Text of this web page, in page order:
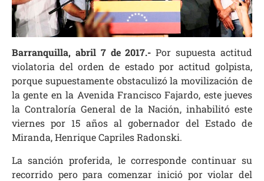
Barranquilla, abril 7 de 2017.- Por supuesta actitud
violatoria del orden de estado por actitud golpista,
porque supuestamente obstaculizó la movilización de
la gente en la Avenida Francisco Fajardo, este jueves
la Contraloría General de la Nación, inhabilitó este
viernes por 15 años al gobernador del Estado de
Miranda, Henrique Capriles Radonski.
La sanción proferida, le corresponde continuar su
recorrido pero para comenzar inició por violar del